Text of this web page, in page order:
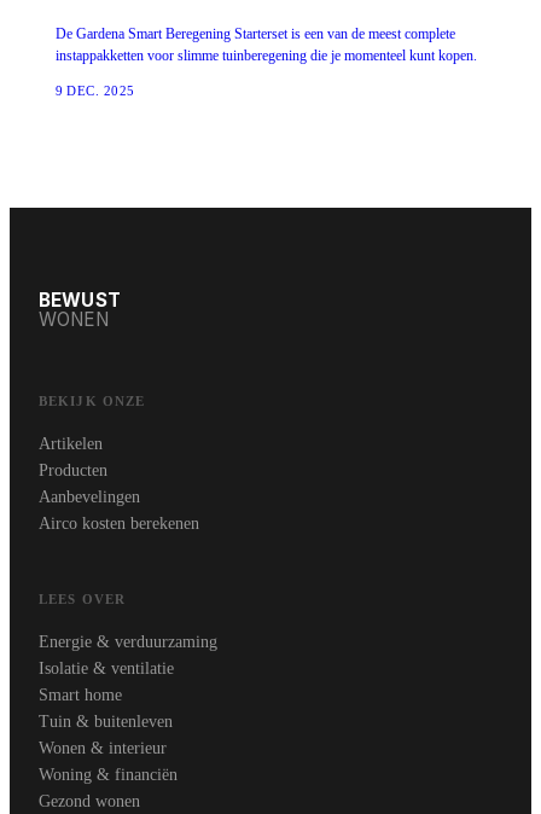
De Gardena Smart Beregening Starterset is een van de meest complete
instappakketten voor slimme tuinberegening die je momenteel kunt kopen.
9 DEC. 2025
BEWUST
WONEN
BEKIJK ONZE
Artikelen
Producten
Aanbevelingen
Airco kosten berekenen
LEES OVER
Energie & verduurzaming
Isolatie & ventilatie
Smart home
Tuin & buitenleven
Wonen & interieur
Woning & financiën
Gezond wonen